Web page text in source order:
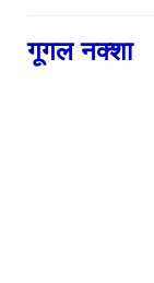
गूगल नक्शा